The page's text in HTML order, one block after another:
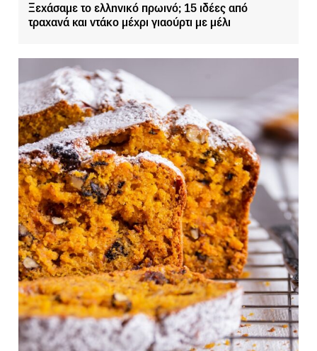
Ξεχάσαμε το ελληνικό πρωινό; 15 ιδέες από
τραχανά και ντάκο μέχρι γιαούρτι με μέλι